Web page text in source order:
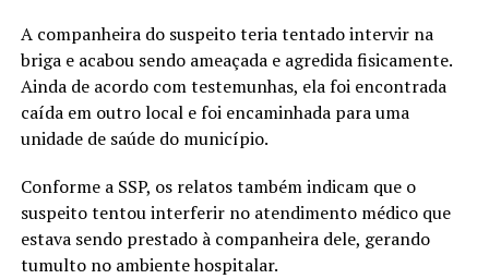
A companheira do suspeito teria tentado intervir na
briga e acabou sendo ameaçada e agredida fisicamente.
Ainda de acordo com testemunhas, ela foi encontrada
caída em outro local e foi encaminhada para uma
unidade de saúde do município.
Conforme a SSP, os relatos também indicam que o
suspeito tentou interferir no atendimento médico que
estava sendo prestado à companheira dele, gerando
tumulto no ambiente hospitalar.